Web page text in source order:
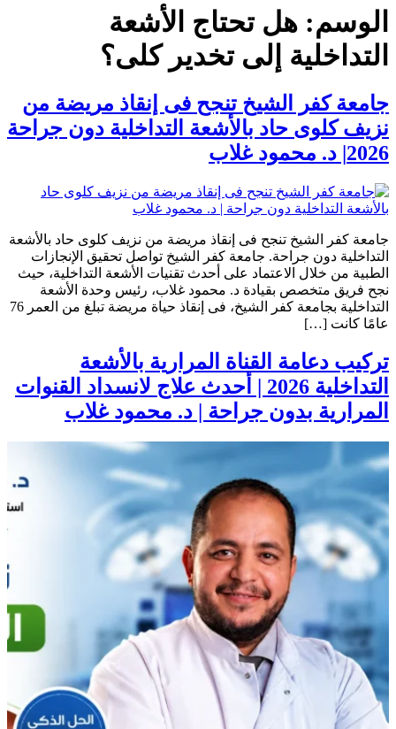
الوسم: هل تحتاج الأشعة
التداخلية إلى تخدير كلى؟
جامعة كفر الشيخ تنجح فى إنقاذ مريضة من
نزيف كلوى حاد بالأشعة التداخلية دون جراحة
2026| د. محمود غلاب
جامعة كفر الشيخ تنجح فى إنقاذ مريضة من نزيف كلوى حاد بالأشعة
التداخلية دون جراحة. جامعة كفر الشيخ تواصل تحقيق الإنجازات
الطبية من خلال الاعتماد على أحدث تقنيات الأشعة التداخلية، حيث
نجح فريق متخصص بقيادة د. محمود غلاب، رئيس وحدة الأشعة
التداخلية بجامعة كفر الشيخ، فى إنقاذ حياة مريضة تبلغ من العمر 76
عامًا كانت […]
تركيب دعامة القناة المرارية بالأشعة
التداخلية 2026 | أحدث علاج لانسداد القنوات
المرارية بدون جراحة | د. محمود غلاب